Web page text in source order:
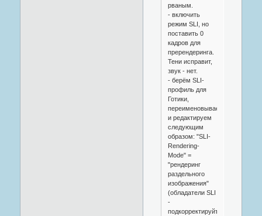
рваным.
- включить
режим SLI, но
поставить 0
кадров для
пререндеринга.
Тени исправит,
звук - нет.
- берём SLI-
профиль для
Готики,
переименовываем
и редактируем
следующим
образом: "SLI-
Rendering-
Mode" =
"рендеринг
раздельного
изображения"
(обладатели SLI
-
подкорректируйте,